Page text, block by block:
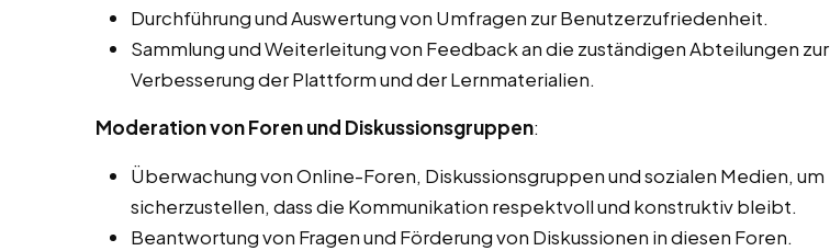
Durchführung und Auswertung von Umfragen zur Benutzerzufriedenheit.
Sammlung und Weiterleitung von Feedback an die zuständigen Abteilungen zur
Verbesserung der Plattform und der Lernmaterialien.
Moderation von Foren und Diskussionsgruppen:
Überwachung von Online-Foren, Diskussionsgruppen und sozialen Medien, um
sicherzustellen, dass die Kommunikation respektvoll und konstruktiv bleibt.
Beantwortung von Fragen und Förderung von Diskussionen in diesen Foren.